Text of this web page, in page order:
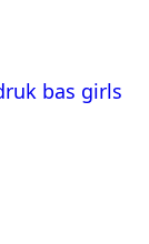
bas girls